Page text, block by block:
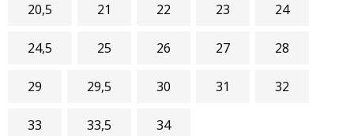
20,5 21 22 23 24
24,5 25 26 27 28
29 29,5 30 31 32
33 33,5 34